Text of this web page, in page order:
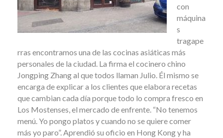
con
máquina
s
tragape
rras encontramos una de las cocinas asiáticas más
personales de la ciudad. La firma el cocinero chino
Jongping Zhang al que todos llaman Julio. Él mismo se
encarga de explicar a los clientes que elabora recetas
que cambian cada día porque todo lo compra fresco en
Los Mostenses, el mercado de enfrente. “No tenemos
menú. Yo pongo platos y cuando no se quiere comer
más yo paro”. Aprendió su oficio en Hong Kong y ha